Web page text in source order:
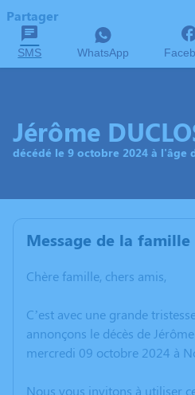
Partager
SMS WhatsApp
Jérôme
décédé le 9 octobre 2024 à l'âge
Message de la famille
Chère famille, chers amis,
C’est avec une grande
annonçons le décès de
mercredi 09 octobre 2024 à
Nous vous invitons à utiliser